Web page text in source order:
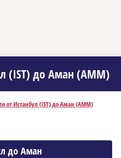
(IST) до Аман (AMM)
от Истанбул (IST) до Аман (AMM)
до Аман